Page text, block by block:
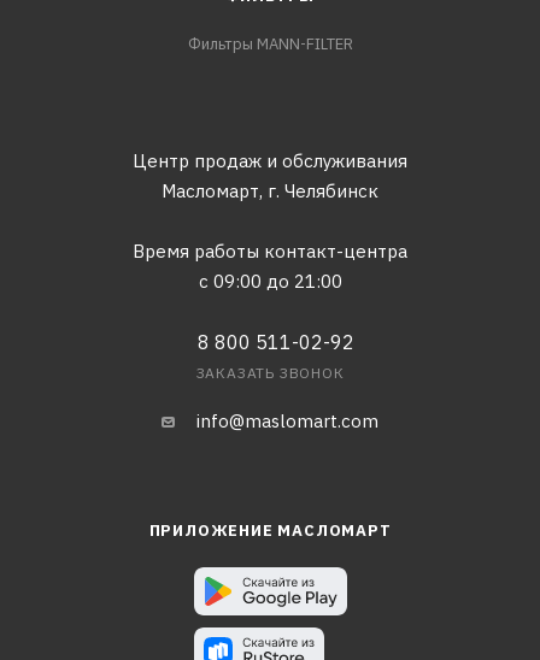
Фильтры MANN-FILTER
Центр продаж и обслуживания
Масломарт, г. Челябинск
Время работы контакт-центра
с 09:00 до 21:00
8 800 511-02-92
ЗАКАЗАТЬ ЗВОНОК
info@maslomart.com
ПРИЛОЖЕНИЕ МАСЛОМАРТ